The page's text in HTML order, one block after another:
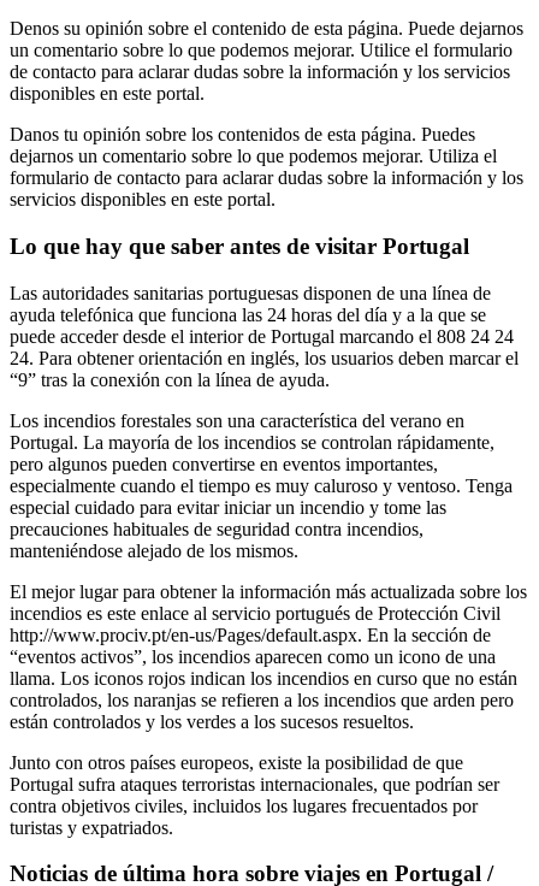
Denos su opinión sobre el contenido de esta página. Puede dejarnos
un comentario sobre lo que podemos mejorar. Utilice el formulario
de contacto para aclarar dudas sobre la información y los servicios
disponibles en este portal.
Danos tu opinión sobre los contenidos de esta página. Puedes
dejarnos un comentario sobre lo que podemos mejorar. Utiliza el
formulario de contacto para aclarar dudas sobre la información y los
servicios disponibles en este portal.
Lo que hay que saber antes de visitar Portugal
Las autoridades sanitarias portuguesas disponen de una línea de
ayuda telefónica que funciona las 24 horas del día y a la que se
puede acceder desde el interior de Portugal marcando el 808 24 24
24. Para obtener orientación en inglés, los usuarios deben marcar el
“9” tras la conexión con la línea de ayuda.
Los incendios forestales son una característica del verano en
Portugal. La mayoría de los incendios se controlan rápidamente,
pero algunos pueden convertirse en eventos importantes,
especialmente cuando el tiempo es muy caluroso y ventoso. Tenga
especial cuidado para evitar iniciar un incendio y tome las
precauciones habituales de seguridad contra incendios,
manteniéndose alejado de los mismos.
El mejor lugar para obtener la información más actualizada sobre los
incendios es este enlace al servicio portugués de Protección Civil
http://www.prociv.pt/en-us/Pages/default.aspx. En la sección de
“eventos activos”, los incendios aparecen como un icono de una
llama. Los iconos rojos indican los incendios en curso que no están
controlados, los naranjas se refieren a los incendios que arden pero
están controlados y los verdes a los sucesos resueltos.
Junto con otros países europeos, existe la posibilidad de que
Portugal sufra ataques terroristas internacionales, que podrían ser
contra objetivos civiles, incluidos los lugares frecuentados por
turistas y expatriados.
Noticias de última hora sobre viajes en Portugal /